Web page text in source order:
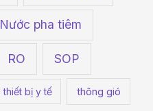
Nước pha tiêm
RO SOP
thiết bị y tế thông gió